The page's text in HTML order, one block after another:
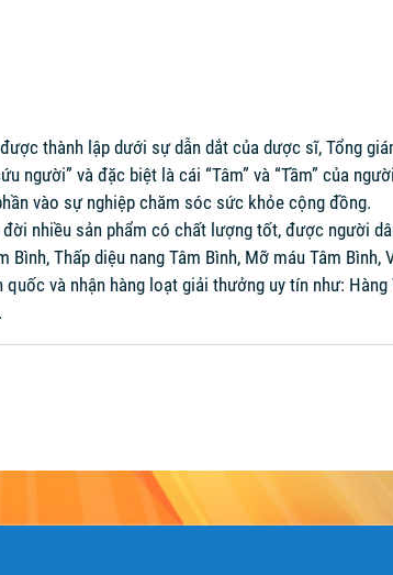
thành lập dưới sự dẫn dắt của dược sĩ, Tổng
người” và đặc biệt là cái “Tâm” và “Tầm” của
vào sự nghiệp chăm sóc sức khỏe cộng đồng.
nhiều sản phẩm có chất lượng tốt, được người
Thấp diệu nang Tâm Bình, Mỡ máu Tâm
và nhận hàng loạt giải thưởng uy tín như: